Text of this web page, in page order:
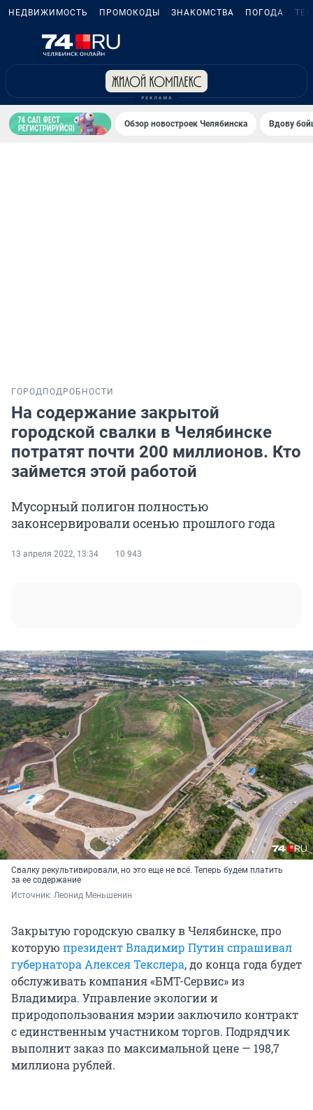
НЕДВИЖИМОСТЬ ПРОМОКОДЫ ЗНАКОМСТВА ПОГОДА
Обзор новостроек Челябинска Вдову
ГОРОД ПОДРОБНОСТИ
На содержание закрытой
городской свалки в Челябинске
потратят почти 200 миллионов. Кто
займется этой работой
Мусорный полигон полностью
законсервировали осенью прошлого года
13 апреля 2022, 13:34 10 943
Свалку рекультивировали, но это еще не всё. Теперь будем платить
за ее содержание
Источник: Леонид Меньшенин
Закрытую городскую свалку в Челябинске, про
которую президент Владимир Путин спрашивал
губернатора Алексея Текслера, до конца года будет
обслуживать компания «БМТ-Сервис» из
Владимира. Управление экологии и
природопользования мэрии заключило контракт
с единственным участником торгов. Подрядчик
выполнит заказ по максимальной цене — 198,7
миллиона рублей.